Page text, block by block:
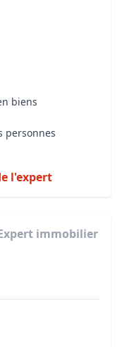
biens
personnes
l'expert
immobilier